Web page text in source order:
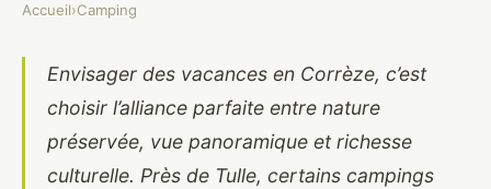
Accueil›Camping
Envisager des vacances en Corrèze, c’est
choisir l’alliance parfaite entre nature
préservée, vue panoramique et richesse
culturelle. Près de Tulle, certains campings